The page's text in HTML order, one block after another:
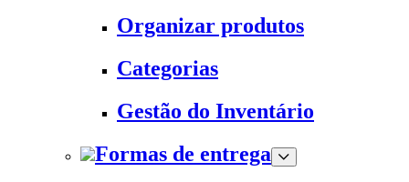
Organizar produtos
Categorias
Gestão do Inventário
Formas de entrega